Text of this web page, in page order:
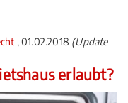
, 01.02.2018 (Update
erlaubt?